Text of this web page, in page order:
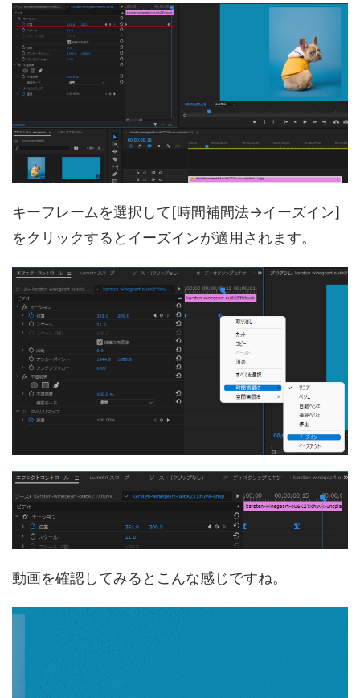
キーフレームを選択して[時間補間法→イーズイン]
をクリックするとイーズインが適用されます。
動画を確認してみるとこんな感じですね。